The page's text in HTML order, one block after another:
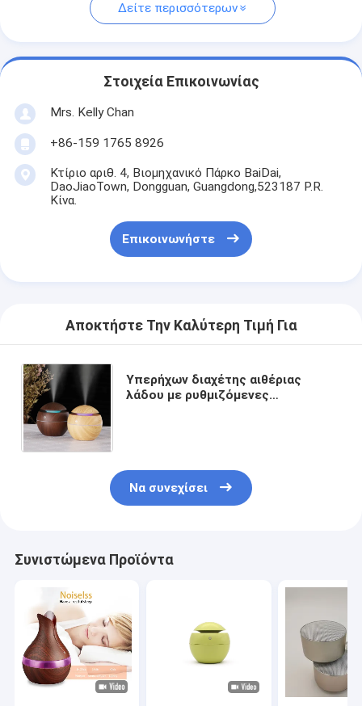
Δείτε περισσότερων
Στοιχεία Επικοινωνίας
Mrs. Kelly Chan
+86-159 1765 8926
Κτίριο αριθ. 4, Βιομηχανικό Πάρκο BaiDai,
DaoJiaoTown, Dongguan, Guangdong,523187 P.R.
Κίνα.
Επικοινωνήστε
Αποκτήστε Την Καλύτερη Τιμή Για
Υπερήχων διαχέτης αιθέριας
λάδου με ρυθμιζόμενες
Να συνεχίσει
Συνιστώμενα Προϊόντα